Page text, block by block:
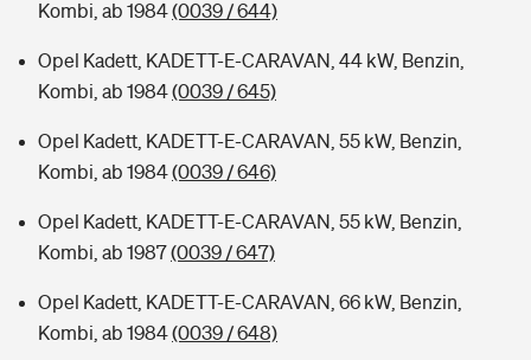
Kombi, ab 1984(0039 / 644)
Opel Kadett, KADETT-E-CARAVAN, 44 kW, Benzin,
Kombi, ab 1984(0039 / 645)
Opel Kadett, KADETT-E-CARAVAN, 55 kW, Benzin,
Kombi, ab 1984(0039 / 646)
Opel Kadett, KADETT-E-CARAVAN, 55 kW, Benzin,
Kombi, ab 1987(0039 / 647)
Opel Kadett, KADETT-E-CARAVAN, 66 kW, Benzin,
Kombi, ab 1984(0039 / 648)